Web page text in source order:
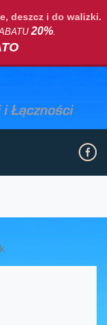
deszcz i do walizki.
20%.